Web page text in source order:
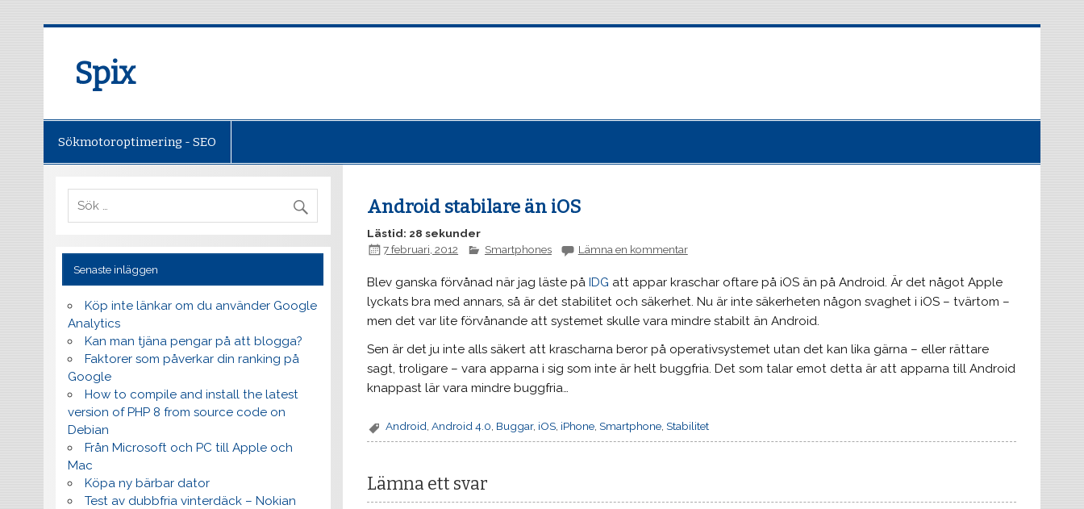
Spix
Sökmotoroptimering - SEO
Android stabilare än iOS
Lästid: 28 sekunder
7 februari, 2012
Smartphones Lämna en kommentar
Blev ganska förvånad när jag läste påIDG att appar kraschar oftare på iOS än på Android. Är det något Apple
lyckats bra med annars, så är det stabilitet och säkerhet. Nu är inte säkerheten någon svaghet i iOS – tvärtom –
men det var lite förvånande att systemet skulle vara mindre stabilt än Android.
Sen är det ju inte alls säkert att krascharna beror på operativsystemet utan det kan lika gärna – eller rättare
sagt, troligare – vara apparna i sig som inte är helt buggfria. Det som talar emot detta är att apparna till Android
knappast lär vara mindre buggfria…
Android,Android 4.0, Buggar, iOS, iPhone,Smartphone,Stabilitet
Lämna ett svar
Senaste inläggen
Köp inte länkar om du använder Google
Analytics
Kan man tjäna pengar på att blogga?
Faktorer som påverkar din ranking på
Google
How to compile and install the latest
version of PHP 8 from source code on
Debian
Från Microsoft och PC till Apple och
Mac
Köpa ny bärbar dator
Test av dubbfria vinterdäck – Nokian